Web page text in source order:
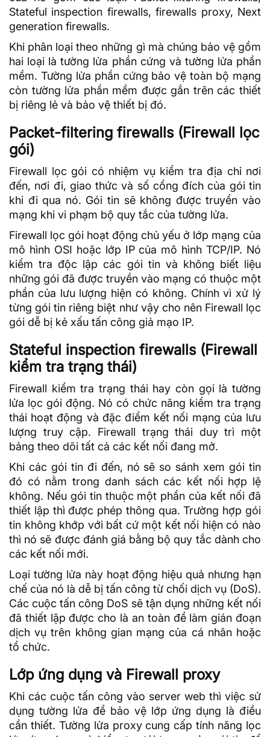
Stateful inspection firewalls, firewalls proxy, Next
generation firewalls.
Khi phân loại theo những gì mà chúng bảo vệ gồm
hai loại là tường lửa phần cứng và tường lửa phần
mềm. Tường lửa phần cứng bảo vệ toàn bộ mạng
còn tường lửa phần mềm được gắn trên các thiết
bị riêng lẻ và bảo vệ thiết bị đó.
Packet-filtering firewalls (Firewall lọc
gói)
Firewall lọc gói có nhiệm vụ kiểm tra địa chỉ nơi
đến, nơi đi, giao thức và số cổng đích của gói tin
khi đi qua nó. Gói tin sẽ không được truyền vào
mạng khi vi phạm bộ quy tắc của tường lửa.
Firewall lọc gói hoạt động chủ yếu ở lớp mạng của
mô hình OSI hoặc lớp IP của mô hình TCP/IP. Nó
kiểm tra độc lập các gói tin và không biết liệu
những gói đã được truyền vào mạng có thuộc một
phần của lưu lượng hiện có không. Chính vì xử lý
từng gói tin riêng biệt như vậy cho nên Firewall lọc
gói dễ bị kẻ xấu tấn công giả mạo IP.
Stateful inspection firewalls (Firewall
kiểm tra trạng thái)
Firewall kiểm tra trạng thái hay còn gọi là tường
lửa lọc gói động. Nó có chức năng kiểm tra trạng
thái hoạt động và đặc điểm kết nối mạng của lưu
lượng truy cập. Firewall trạng thái duy trì một
bảng theo dõi tất cả các kết nối đang mở.
Khi các gói tin đi đến, nó sẽ so sánh xem gói tin
đó có nằm trong danh sách các kết nối hợp lệ
không. Nếu gói tin thuộc một phần của kết nối đã
thiết lập thì được phép thông qua. Trường hợp gói
tin không khớp với bất cứ một kết nối hiện có nào
thì nó sẽ được đánh giá bằng bộ quy tắc dành cho
các kết nối mới.
Loại tường lửa này hoạt động hiệu quả nhưng hạn
chế của nó là dễ bị tấn công từ chối dịch vụ (DoS).
Các cuộc tấn công DoS sẽ tận dụng những kết nối
đã thiết lập được cho là an toàn để làm gián đoạn
dịch vụ trên không gian mạng của cá nhân hoặc
tổ chức.
Lớp ứng dụng và Firewall proxy
Khi các cuộc tấn công vào server web thì việc sử
dụng tường lửa để bảo vệ lớp ứng dụng là điều
cần thiết. Tường lửa proxy cung cấp tính năng lọc